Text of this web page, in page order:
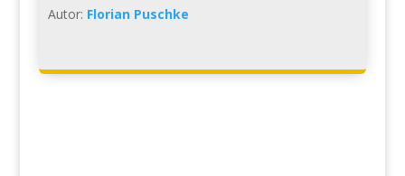
Autor: Florian Puschke